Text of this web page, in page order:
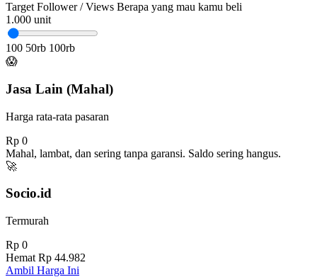
Target Follower / Views Berapa yang mau kamu beli
1.000 unit
100 50rb 100rb
😱
Jasa Lain (Mahal)
Harga rata-rata pasaran
Rp 0
Mahal, lambat, dan sering tanpa garansi. Saldo sering hangus.
🚀
Socio.id
Termurah
Rp 0
Hemat Rp 44.982
Ambil Harga Ini